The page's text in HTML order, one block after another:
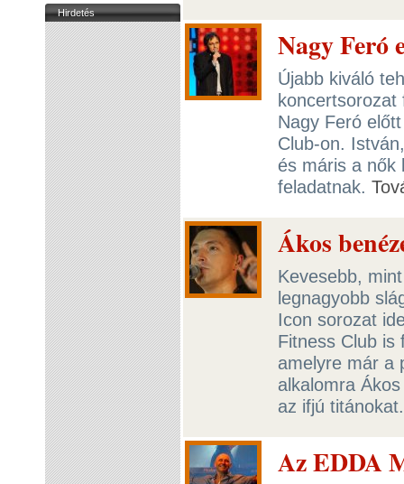
Hirdetés
Nagy Feró
Újabb kiváló
koncertsorozat
Nagy Feró
Club-on.
és máris a nők
feladatnak.
Ákos
Kevesebb,
legnagyobb
Icon sorozat
Fitness Club is
amelyre már a
alkalomra
az ifjú
Az EDDA